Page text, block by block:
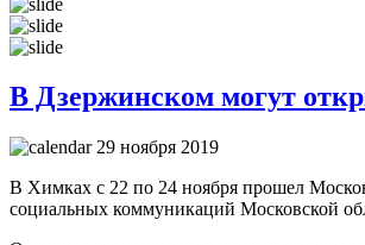
В Дзержинском могут
29 ноября 2019
В Химках с 22 по 24 ноября прошел
социальных коммуникаций Московской